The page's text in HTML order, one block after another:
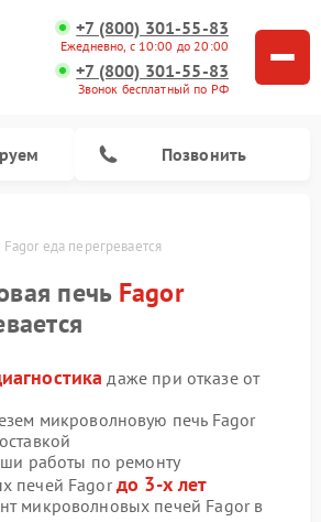
+7 (800) 301-55-83
Ежедневно, с 10:00 до 20:00
+7 (800) 301-55-83
Звонок бесплатный по РФ
Позвонить
еда перегревается
печь Fagor
даже при отказе от
микроволновую печь Fagor
работы по ремонту
печей Fagorдо 3-х лет
микроволновых печей Fagor в